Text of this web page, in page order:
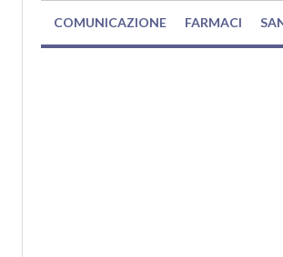
COMUNICAZIONE FARMACI